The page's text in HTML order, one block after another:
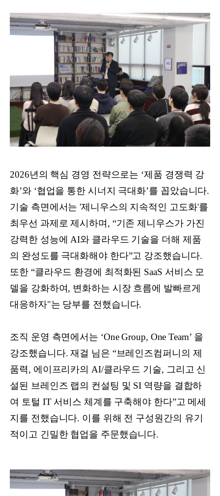
2026년의 핵심 경영 전략으로는 ‘제품 경쟁력 강
화’와 ‘협업을 통한 시너지 극대화’를 꼽았습니다.
기술 측면에서는 '제니우스의 지속적인 고도화'를
최우선 과제로 제시하며, “기존 제니우스가 가진
강력한 성능에 AI와 클라우드 기술을 더해 제품
의 완성도를 극대화해야 한다”고 강조했습니다.
또한 “클라우드 환경에 최적화된 SaaS 서비스 모
델을 강화하여, 변화하는 시장 흐름에 발빠르게
대응하자"는 당부를 전했습니다.
조직 운영 측면에서는 ‘One Group, One Team’ 을
강조했습니다. 재걸 님은 “브레인즈컴퍼니의 제
품력, 에이프리카의 AI/클라우드 기술, 그리고 신
설된 브레인즈 랩의 컨설팅 및 SI 역량을 결합하
여 토털 IT 서비스 체계를 구축해야 한다”고 메세
지를 전했습니다. 이를 위해 전 구성원간의 유기
적이고 긴밀한 협업을 주문했습니다.